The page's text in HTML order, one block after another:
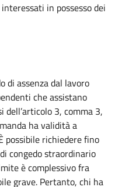
in possesso dei
di assenza dal lavoro
che assistano
3, comma 3,
ha validità a
possibile richiedere fino
congedo straordinario
è complessivo fra
grave. Pertanto, chi ha